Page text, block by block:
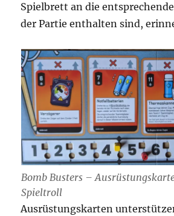
Spielbrett an die
der Partie enthalten sind,
Bomb Busters –
Spieltroll
Ausrüstungskarten